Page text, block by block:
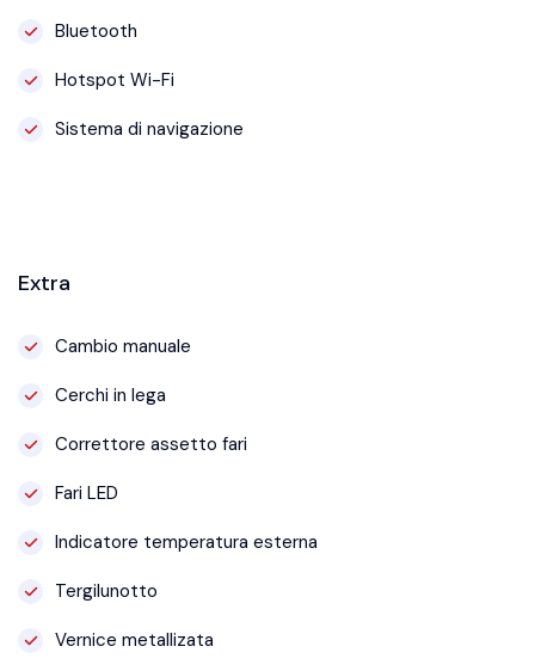
Bluetooth
Hotspot Wi-Fi
Sistema di navigazione
Extra
Cambio manuale
Cerchi in lega
Correttore assetto fari
Fari LED
Indicatore temperatura esterna
Tergilunotto
Vernice metallizata